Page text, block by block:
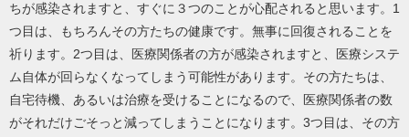
ちが感染されますと、すぐに３つのことが心配されると思います。1
つ目は、もちろんその方たちの健康です。無事に回復されることを
祈ります。2つ目は、医療関係者の方が感染されますと、医療システ
ム自体が回らなくなってしまう可能性があります。その方たちは、
自宅待機、あるいは治療を受けることになるので、医療関係者の数
がそれだけごそっと減ってしまうことになります。3つ目は、その方